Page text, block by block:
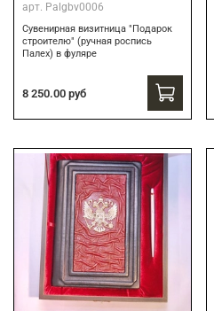
арт. Palgbv0006
Сувенирная визитница "Подарок
строителю" (ручная роспись
Палех) в фуляре
8 250.00 руб